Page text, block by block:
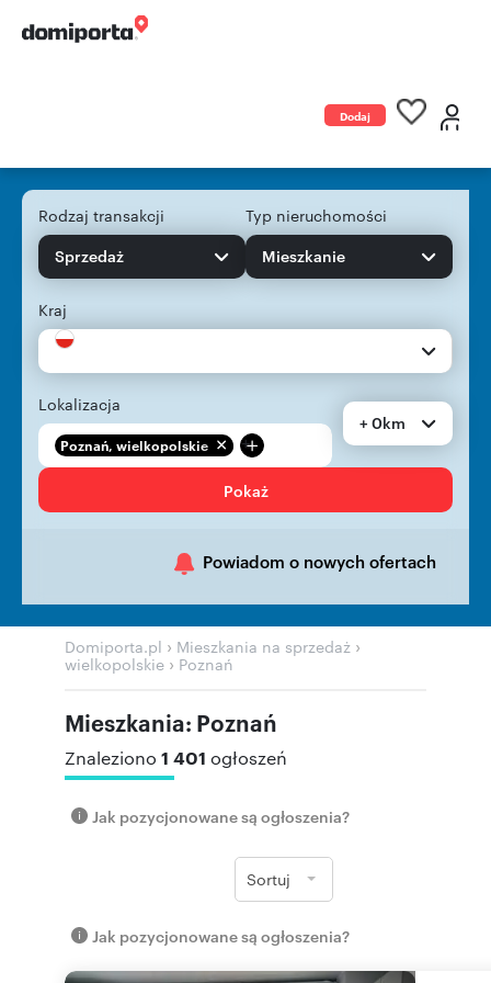
Dodaj
Rodzaj transakcji
Sprzedaż
Typ nieruchomości
Mieszkanie
Kraj
Lokalizacja
Poznań, wielkopolskie +
+ 0km
Pokaż
Powiadom o nowych ofertach
Domiporta.pl › Mieszkania na sprzedaż ›
wielkopolskie › Poznań
Mieszkania: Poznań
Znaleziono 1 401 ogłoszeń
Jak pozycjonowane są ogłoszenia?
Sortuj
Jak pozycjonowane są ogłoszenia?